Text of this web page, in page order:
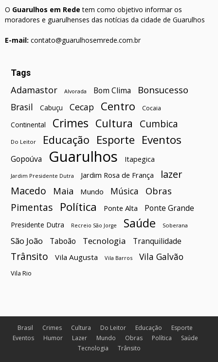
O Guarulhos em Rede tem como objetivo informar os
moradores e guarulhenses das notícias da cidade de Guarulhos
E-mail: contato@guarulhosemrede.com.br
Tags
Adamastor Alvorada Bom Clima Bonsucesso
Brasil Cabuçu Cecap Centro Cocaia
Continental Crimes Cultura Cumbica
Do Leitor Educação Esporte Eventos
Gopoúva Guarulhos Itapegica
Jardim Presidente Dutra Jardim Rosa de França
lazer
Macedo
Maia Mundo Música Obras
Pimentas Política Ponte Alta Ponte Grande
Presidente Dutra Recreio São Jorge Saúde Soberana
São João Taboão Tecnologia Tranquilidade
Trânsito Vila Augusta Vila Barros Vila Galvão
Vila Rio
Brasil Crimes Cultura Do Leitor Educação
Esporte
Eventos
Humor Lazer Mundo Obras Política
Saúde
Tecnologia
Trânsito